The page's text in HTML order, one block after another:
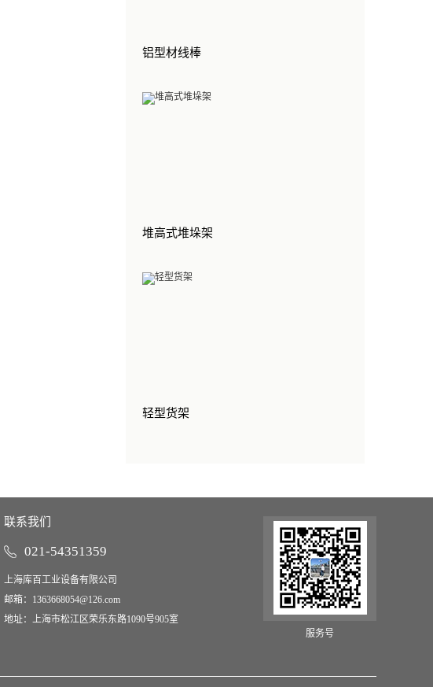
铝型材线棒
堆高式堆垛架
轻型货架
联系我们
021-54351359
上海库百工业设备有限公司
邮箱： 1363668054@126.com
地址：上海市松江区荣乐东路1090号905室
服务号